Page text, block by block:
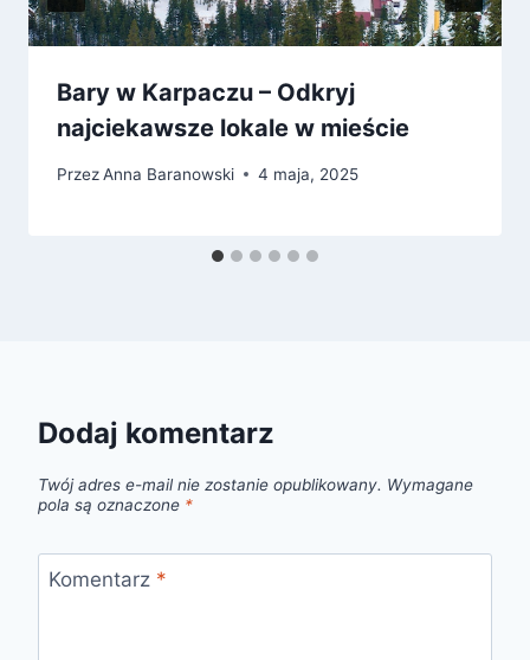
Bary w Karpaczu – Odkryj
najciekawsze lokale w mieście
PrzezAnna Baranowski 4 maja, 2025
Dodaj komentarz
Twój adres e-mail nie zostanie opublikowany. Wymagane
pola są oznaczone *
Komentarz *